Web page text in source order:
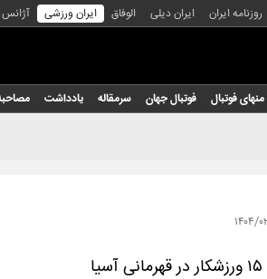
روزنامه ایران ایران دیلی الوفاق ایران ورزشی
منهای فوتبال فوتبال جهان سرمقاله یادداشت